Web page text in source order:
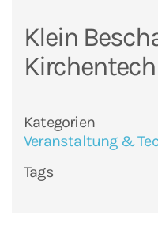
Klein
Kategorien
Veranstaltung &
Tags